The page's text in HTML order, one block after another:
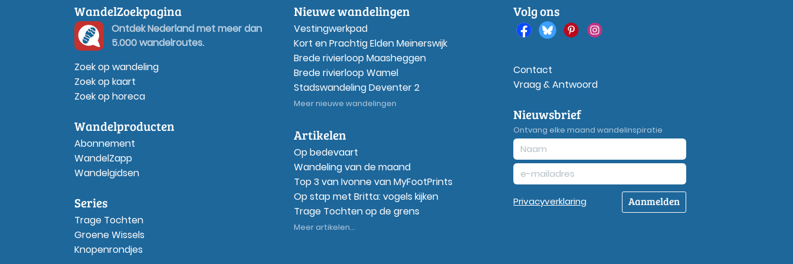
WandelZoekpagina
Ontdek Nederland met meer dan
5.000 wandelroutes.
Zoek op wandeling
Zoek op kaart
Zoek op horeca
Wandelproducten
Abonnement
WandelZapp
Wandelgidsen
Series
Trage Tochten
Groene Wissels
Knopenrondjes
Nieuwe wandelingen
Vestingwerkpad
Kort en Prachtig Elden Meinerswijk
Brede rivierloop Maasheggen
Brede rivierloop Wamel
Stadswandeling Deventer 2
Meer nieuwe wandelingen
Artikelen
Op bedevaart
Wandeling van de maand
Top 3 van Ivonne van MyFootPrints
Op stap met Britta: vogels kijken
Trage Tochten op de grens
Meer artikelen...
Volg ons
Contact
Vraag & Antwoord
Nieuwsbrief
Ontvang elke maand wandelinspiratie
Privacyverklaring Aanmelden